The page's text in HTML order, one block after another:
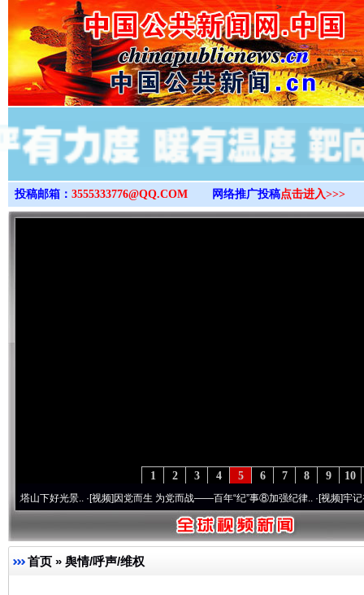
>
投稿邮箱： 3555333776@QQ.COM 网络推广投稿点击进入>>>
10
9
8
7
6
5
4
3
2
1
光景..·[视频]因党而生 为党而战——百年“纪”事⑧加强纪律..·[视频]牢记初心使命 奋
首页 » 舆情/呼声/维权